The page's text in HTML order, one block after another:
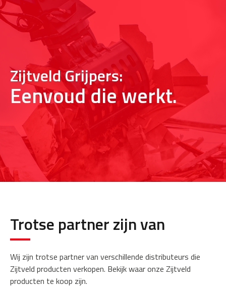
Zijtveld Grijpers:
Eenvoud die werkt.
Trotse partner zijn van
Wij zijn trotse partner van verschillende distributeurs die
Zijtveld producten verkopen. Bekijk waar onze Zijtveld
producten te koop zijn.